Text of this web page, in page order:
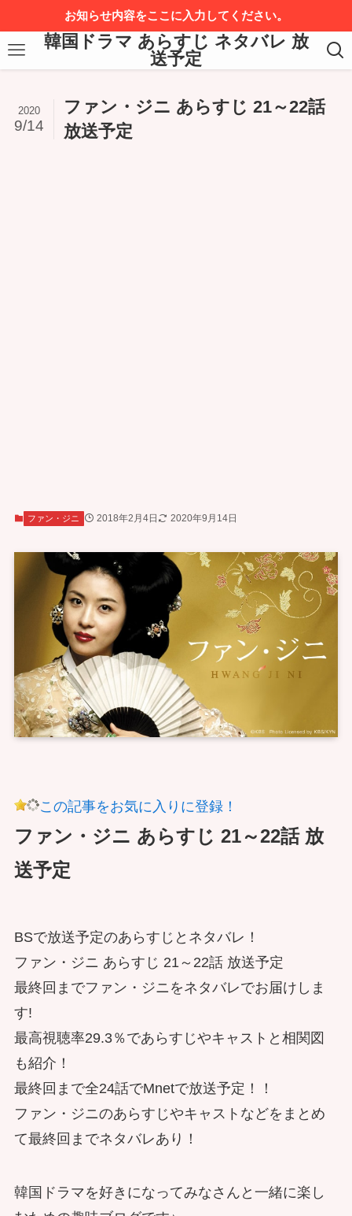
お知らせ内容をここに入力してください。
韓国ドラマ あらすじ ネタバレ 放
送予定
ファン・ジニ あらすじ 21～22話
放送予定
2020
9/14
ファン・ジニ 2018年2月4日 2020年9月14日
この記事をお気に入りに登録！
ファン・ジニ あらすじ 21～22話 放
送予定
BSで放送予定のあらすじとネタバレ！
ファン・ジニ あらすじ 21～22話 放送予定
最終回までファン・ジニをネタバレでお届けしま
す!
最高視聴率29.3％であらすじやキャストと相関図
も紹介！
最終回まで全24話でMnetで放送予定！！
ファン・ジニのあらすじやキャストなどをまとめ
て最終回までネタバレあり！
韓国ドラマを好きになってみなさんと一緒に楽し